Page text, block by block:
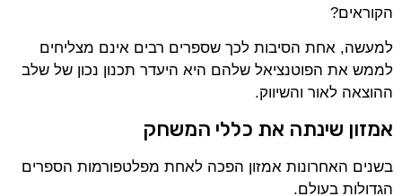
הקוראים?
למעשה, אחת הסיבות לכך שספרים רבים אינם מצליחים
לממש את הפוטנציאל שלהם היא היעדר תכנון נכון של שלב
ההוצאה לאור והשיווק.
אמזון שינתה את כללי המשחק
בשנים האחרונות אמזון הפכה לאחת מפלטפורמות הספרים
הגדולות בעולם.